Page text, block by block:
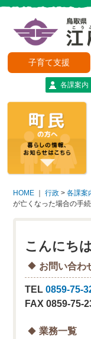
子育て支援
各課案内
HOME ｜行政 >各課案
が亡くなった場合の手
こんにち
お問い合わ
TEL0859-75-
FAX 0859-75-
業務一覧